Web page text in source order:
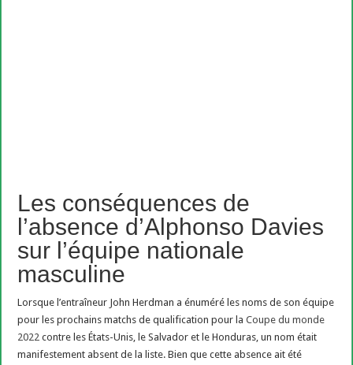
Les conséquences de
l’absence d’Alphonso Davies
sur l’équipe nationale
masculine
Lorsque l’entraîneur John Herdman a énuméré les noms de son équipe
pour les prochains matchs de qualification pour laCoupe du monde
2022 contre les États-Unis, le Salvador et le Honduras, un nom était
manifestement absent de la liste. Bien que cette absence ait été